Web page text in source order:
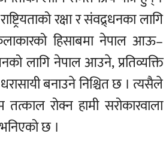
रक्षा र संवद्र्धनका लागि
हिसाबमा नेपाल आऊ–
लागि नेपाल आउने, प्रतिव्यक्ति
बनाउने निश्चित छ । त्यसैले
रोक्न हामी सरोकारवाला
छ ।